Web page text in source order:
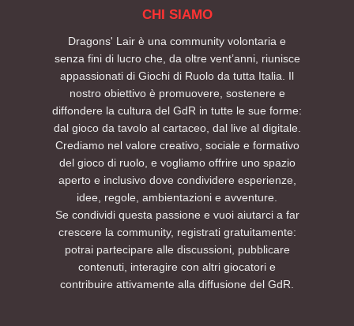
CHI SIAMO
Dragons' Lair è una community volontaria e
senza fini di lucro che, da oltre vent’anni, riunisce
appassionati di Giochi di Ruolo da tutta Italia. Il
nostro obiettivo è promuovere, sostenere e
diffondere la cultura del GdR in tutte le sue forme:
dal gioco da tavolo al cartaceo, dal live al digitale.
Crediamo nel valore creativo, sociale e formativo
del gioco di ruolo, e vogliamo offrire uno spazio
aperto e inclusivo dove condividere esperienze,
idee, regole, ambientazioni e avventure.
Se condividi questa passione e vuoi aiutarci a far
crescere la community, registrati gratuitamente:
potrai partecipare alle discussioni, pubblicare
contenuti, interagire con altri giocatori e
contribuire attivamente alla diffusione del GdR.